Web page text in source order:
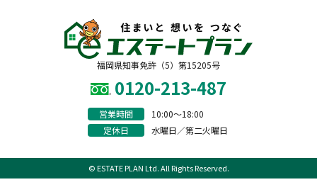
福岡県知事免許（5）第15205号
0120-213-487
営業時間
10:00〜18:00
定休日
水曜日／第二火曜日
© ESTATE PLAN Ltd. All Rights Reserved.